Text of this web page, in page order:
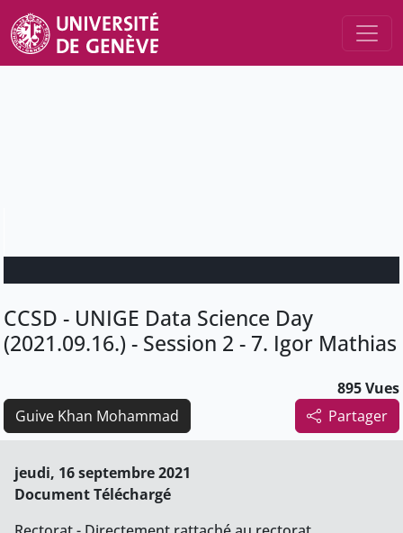
CCSD - UNIGE Data Science Day
(2021.09.16.) - Session 2 - 7. Igor Mathias
895 Vues
Partager
Guive Khan Mohammad
jeudi, 16 septembre 2021
Document Téléchargé